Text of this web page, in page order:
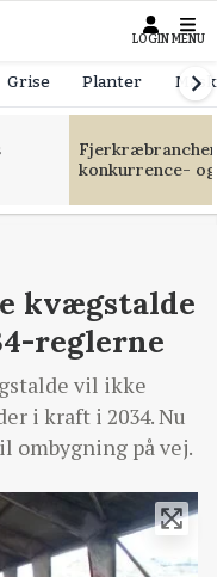
LOGIN MENU
Grise Planter
konkurrence-
kvægstalde
reglerne
vil ikke
i kraft i 2034. Nu
ombygning på vej.